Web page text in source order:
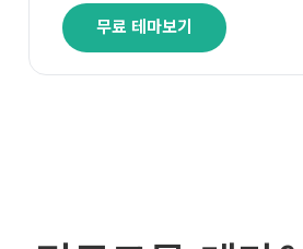
무료 테마보기